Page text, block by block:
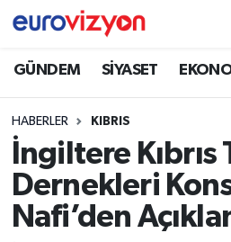
GÜNDEM SİYASET
HABERLER KIBRIS
İngiltere Kıbrıs
Dernekleri
Nafi’den